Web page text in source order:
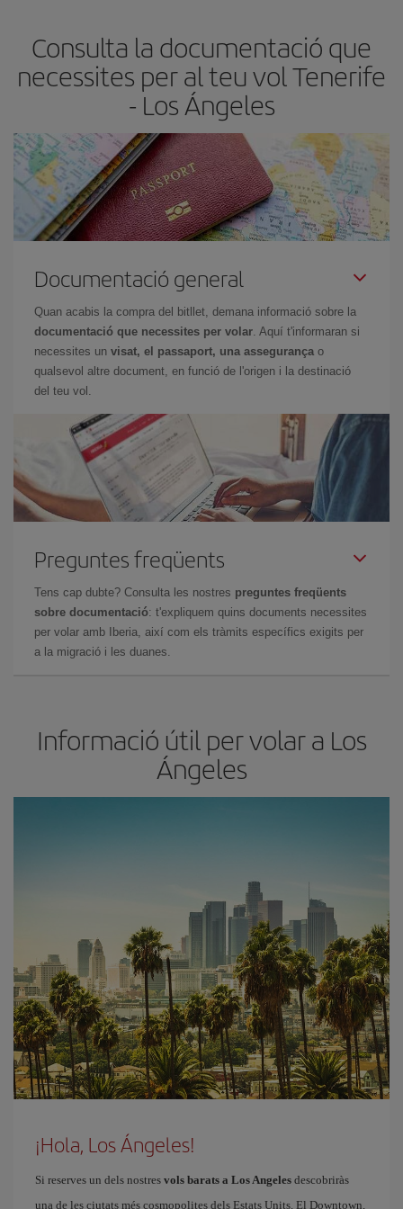
Consulta la documentació que
necessites per al teu vol Tenerife
- Los Ángeles
Documentació general
Quan acabis la compra del bitllet, demana informació sobre la
documentació que necessites per volar. Aquí t'informaran si
necessites un visat, el passaport, una assegurança o
qualsevol altre document, en funció de l'origen i la destinació
del teu vol.
Preguntes freqüents
Tens cap dubte? Consulta les nostres preguntes freqüents
sobre documentació: t'expliquem quins documents necessites
per volar amb Iberia, així com els tràmits específics exigits per
a la migració i les duanes.
Informació útil per volar a Los
Ángeles
¡Hola, Los Ángeles!
Si reserves un dels nostres vols barats a Los Angeles descobriràs
una de les ciutats més cosmopolites dels Estats Units. El Downtown,